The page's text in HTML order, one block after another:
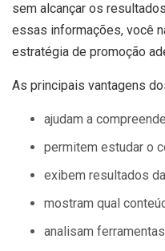
sem alcançar os
essas informações, você
estratégia de promoção
As principais vantagens
ajudam a
permitem estudar o
exibem resultados
mostram qual
analisam